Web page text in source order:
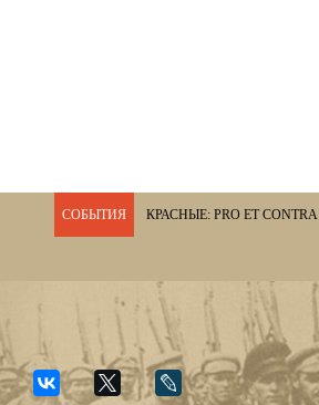
СОБЫТИЯ КРАСНЫЕ: PRO ET CONTRA